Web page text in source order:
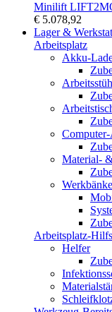
Minilift
€ 5.078,92
Lager &
Arbeitsplatz
Akku-
Material-
Werkbänke
Arbeitsplatz-
Helfer